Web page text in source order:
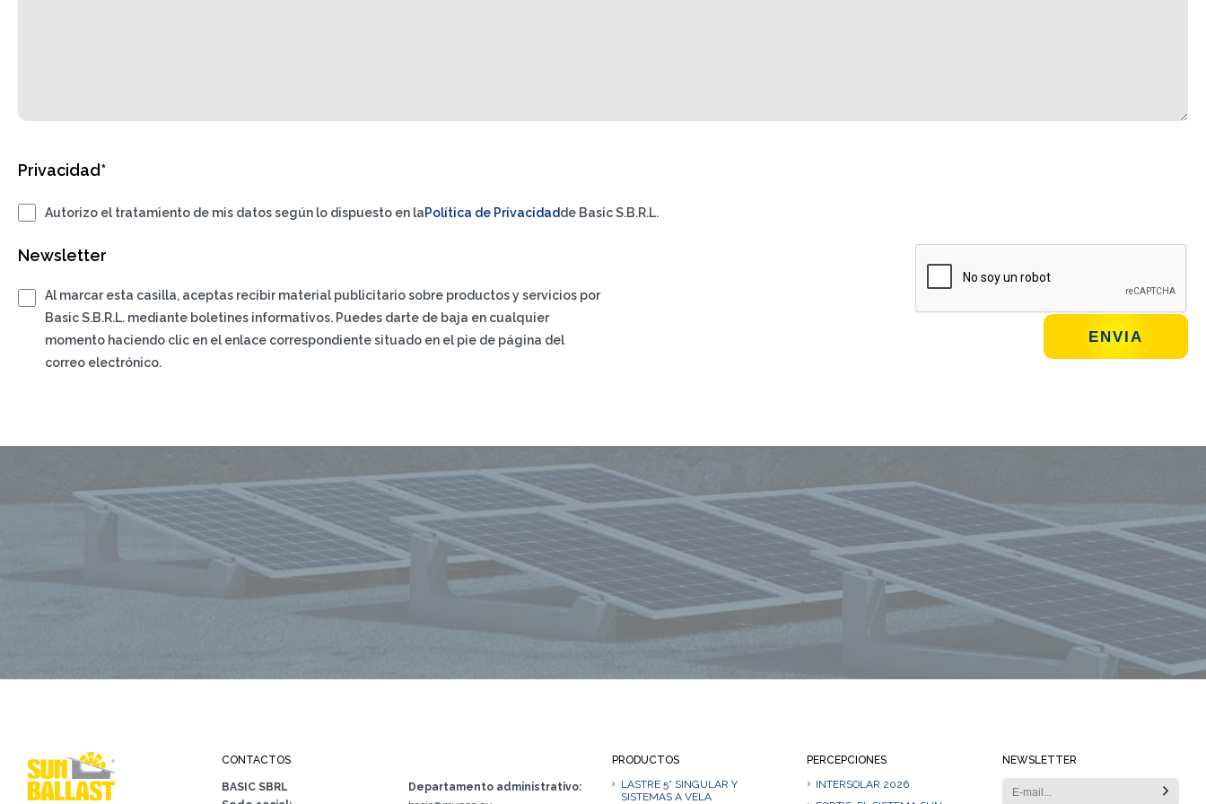
Privacidad*
Autorizo el tratamiento de mis datos según lo dispuesto en laPolítica de Privacidadde Basic S.B.R.L.
Newsletter
Al marcar esta casilla, aceptas recibir material publicitario sobre productos y servicios por
Basic S.B.R.L. mediante boletines informativos. Puedes darte de baja en cualquier
momento haciendo clic en el enlace correspondiente situado en el pie de página del
correo electrónico.
Mantente siempre informado
CONTACTOS
BASIC SBRL
Departamento administrativo:
PRODUCTOS
LASTRE 5° SINGULAR Y
SISTEMAS A VELA
PERCEPCIONES
INTERSOLAR 2026
NEWSLETTER